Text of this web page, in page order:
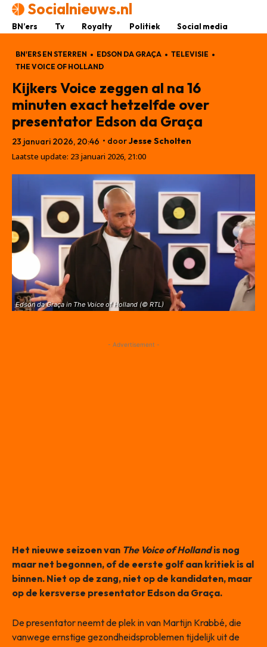
Socialnieuws.nl
BN’ers Tv Royalty Politiek Social media
BN'ERS EN STERREN EDSON DA GRAÇA
TELEVISIE
THE VOICE OF HOLLAND
Kijkers Voice zeggen al na 16
minuten exact hetzelfde over
presentator Edson da Graça
23 januari 2026, 20:46 • doorJesse Scholten
Laatste update: 23 januari 2026, 21:00
Edson da Graça in The Voice of Holland (© RTL)
- Advertisement -
Het nieuwe seizoen van The Voice of Hollandis nog
maar net begonnen, of de eerste golf aan kritiek is al
binnen. Niet op de zang, niet op de kandidaten, maar
op de kersverse presentator Edson da Graça.
De presentator neemt de plek in van Martijn Krabbé, die
vanwege ernstige gezondheidsproblemen tijdelijk uit de